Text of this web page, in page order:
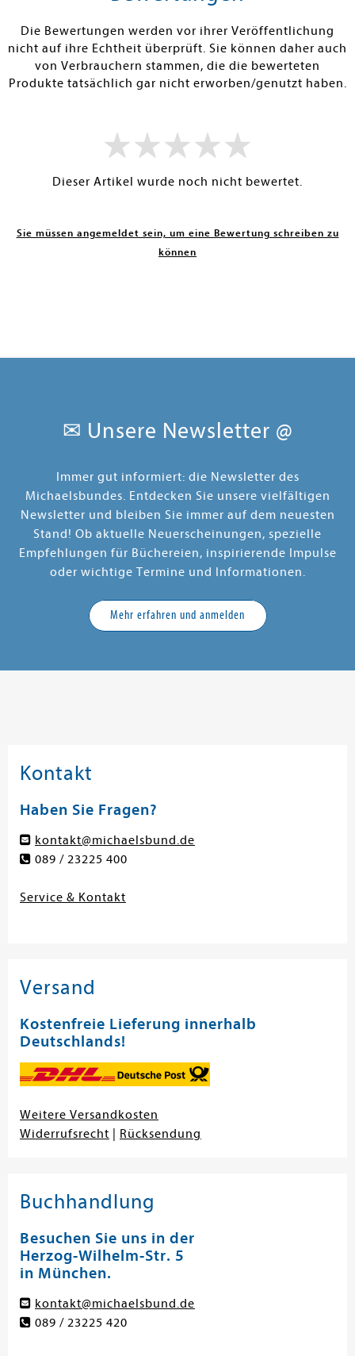
Die Bewertungen werden vor ihrer Veröffentlichung
nicht auf ihre Echtheit überprüft. Sie können daher auch
von Verbrauchern stammen, die die bewerteten
Produkte tatsächlich gar nicht erworben/genutzt haben.
Dieser Artikel wurde noch nicht bewertet.
Sie müssen angemeldet sein, um eine Bewertung schreiben zu
können
✉ Unsere Newsletter @
Immer gut informiert: die Newsletter des
Michaelsbundes. Entdecken Sie unsere vielfältigen
Newsletter und bleiben Sie immer auf dem neuesten
Stand! Ob aktuelle Neuerscheinungen, spezielle
Empfehlungen für Büchereien, inspirierende Impulse
oder wichtige Termine und Informationen.
Mehr erfahren und anmelden
Kontakt
Haben Sie Fragen?
kontakt@michaelsbund.de
089 / 23225 400
Service & Kontakt
Versand
Kostenfreie Lieferung innerhalb
Deutschlands!
Weitere Versandkosten
Widerrufsrecht
Rücksendung
Buchhandlung
Besuchen Sie uns in der
Herzog-Wilhelm-Str. 5
in München.
kontakt@michaelsbund.de
089 / 23225 420